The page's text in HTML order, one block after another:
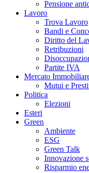
Pensione
Lavoro
Trova Lavoro
Bandi e
Diritto del
Retribuzioni
Partite IVA
Mercato
Mutui e
Politica
Elezioni
Esteri
Green
Ambiente
ESG
Green Talk
Innovazione
Risparmio